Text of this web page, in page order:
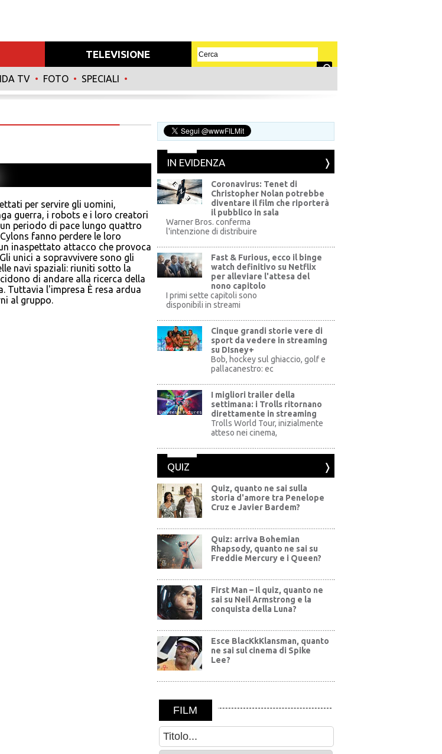
TELEVISIONE
TV • FOTO • SPECIALI •
per servire gli uomini,
guerra, i robots e i loro creatori
periodo di pace lungo quattro
fanno perdere le loro
inaspettato attacco che provoca
unici a sopravvivere sono gli
navi spaziali: riuniti sotto la
di andare alla ricerca della
Tuttavia l'impresa È resa ardua
al gruppo.
IN EVIDENZA
WB
Coronavirus: Tenet di
Christopher Nolan potrebbe
diventare il film che riporterà
il pubblico in sala
Warner Bros. conferma
l'intenzione di distribuire
Fast & Furious, ecco il binge
watch definitivo su Netflix
per alleviare l'attesa del
nono capitolo
I primi sette capitoli sono
disponibili in streami
Disney+
Cinque grandi storie vere di
sport da vedere in streaming
su DIsney+
Bob, hockey sul ghiaccio, golf e
pallacanestro: ec
Universal Pictures
I migliori trailer della
settimana: i Trolls ritornano
direttamente in streaming
Trolls World Tour, inizialmente
atteso nei cinema,
QUIZ
Quiz, quanto ne sai sulla
storia d'amore tra Penelope
Cruz e Javier Bardem?
Quiz: arriva Bohemian
Rhapsody, quanto ne sai su
Freddie Mercury e i Queen?
First Man – Il quiz, quanto ne
sai su Neil Armstrong e la
conquista della Luna?
Esce BlacKkKlansman, quanto
ne sai sul cinema di Spike
Lee?